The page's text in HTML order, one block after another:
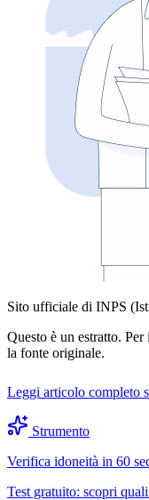
Sito ufficiale di INPS
Questo è un estratto.
la fonte originale.
Leggi articolo completo
Strumento
Verifica idoneità in 60
Test gratuito: scopri